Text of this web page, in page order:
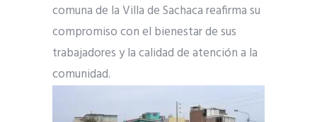
comuna de la Villa de Sachaca reafirma su
compromiso con el bienestar de sus
trabajadores y la calidad de atención a la
comunidad.